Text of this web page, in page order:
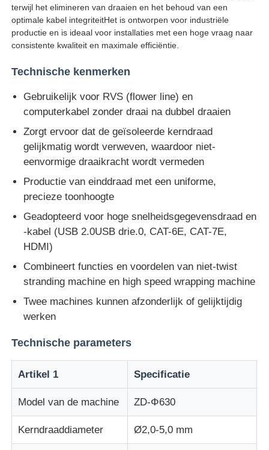
Thuis
Producten
Over ons
Fabrieksreis
Kwaliteitscontrole
Contacteer ons
Vraag een offerte aan
Productielijn voor extrusie
terwijl het elimineren van draaien en het behoud van een
optimale kabel integriteitHet is ontworpen voor industriële
productie en is ideaal voor installaties met een hoge vraag naar
consistente kwaliteit en maximale efficiëntie.
Technische kenmerken
Gebruikelijk voor RVS (flower line) en
computerkabel zonder draai na dubbel draaien
Zorgt ervoor dat de geïsoleerde kerndraad
gelijkmatig wordt verweven, waardoor niet-
eenvormige draaikracht wordt vermeden
Productie van einddraad met een uniforme,
precieze toonhoogte
Geadopteerd voor hoge snelheidsgegevensdraad en
-kabel (USB 2.0USB drie.0, CAT-6E, CAT-7E,
HDMI)
Combineert functies en voordelen van niet-twist
stranding machine en high speed wrapping machine
Twee machines kunnen afzonderlijk of gelijktijdig
werken
Technische parameters
Artikel 1 Specificatie
Model van de machine ZD-Φ630
Kerndraaddiameter Ø2,0-5,0 mm